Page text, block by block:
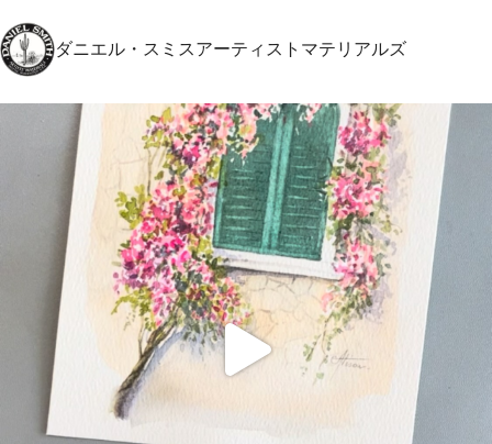
ダニエル・スミスアーティストマテリアルズ